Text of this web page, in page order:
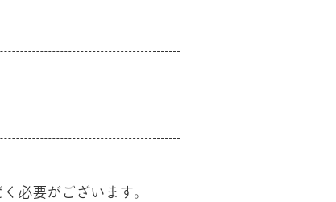
必要がございます。